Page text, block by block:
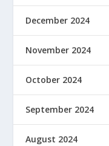
December 2024
November 2024
October 2024
September 2024
August 2024